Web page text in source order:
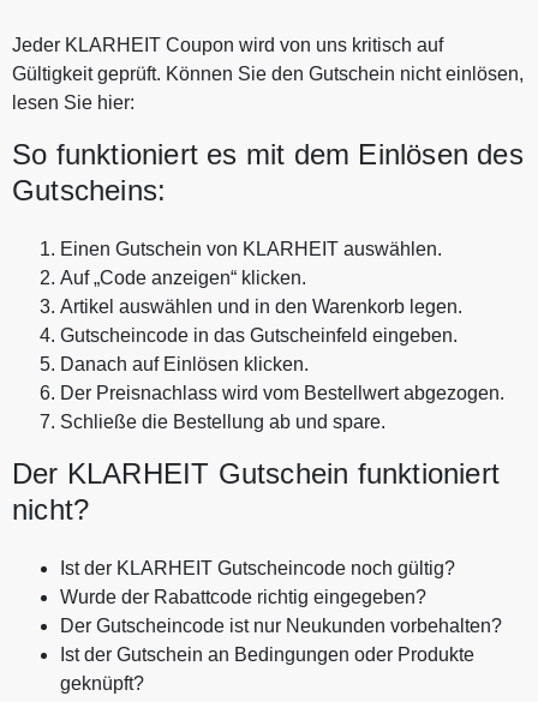
Jeder KLARHEIT Coupon wird von uns kritisch auf
Gültigkeit geprüft. Können Sie den Gutschein nicht einlösen,
lesen Sie hier:
So funktioniert es mit dem Einlösen des
Gutscheins:
Einen Gutschein von KLARHEIT auswählen.
Auf „Code anzeigen“ klicken.
Artikel auswählen und in den Warenkorb legen.
Gutscheincode in das Gutscheinfeld eingeben.
Danach auf Einlösen klicken.
Der Preisnachlass wird vom Bestellwert abgezogen.
Schließe die Bestellung ab und spare.
Der KLARHEIT Gutschein funktioniert
nicht?
Ist der KLARHEIT Gutscheincode noch gültig?
Wurde der Rabattcode richtig eingegeben?
Der Gutscheincode ist nur Neukunden vorbehalten?
Ist der Gutschein an Bedingungen oder Produkte
geknüpft?